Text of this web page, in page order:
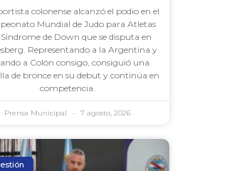
colonense alcanzó el podio en el
Mundial de Judo para Atletas
de Down que se disputa en
Representando a la Argentina y
a Colón consigo, consiguió una
de bronce en su debut y continúa en
competencia.
Prensa Municipal 7 agosto, 2026